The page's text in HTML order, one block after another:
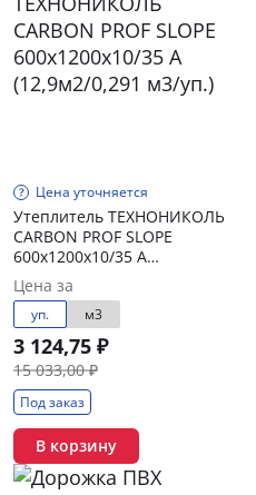
Цена уточняется
Утеплитель ТЕХНОНИКОЛЬ
CARBON PROF SLOPE
600x1200x10/35 А
(12,9м2/0,291 м3/уп.)
Цена за
уп. м3
3 124,75 ₽
15 033,00 ₽
Под заказ
В корзину